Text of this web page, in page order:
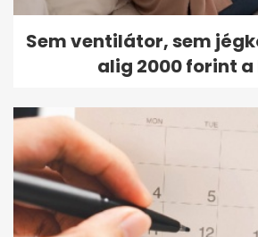
Sem ventilátor, sem
alig 2000 forint a